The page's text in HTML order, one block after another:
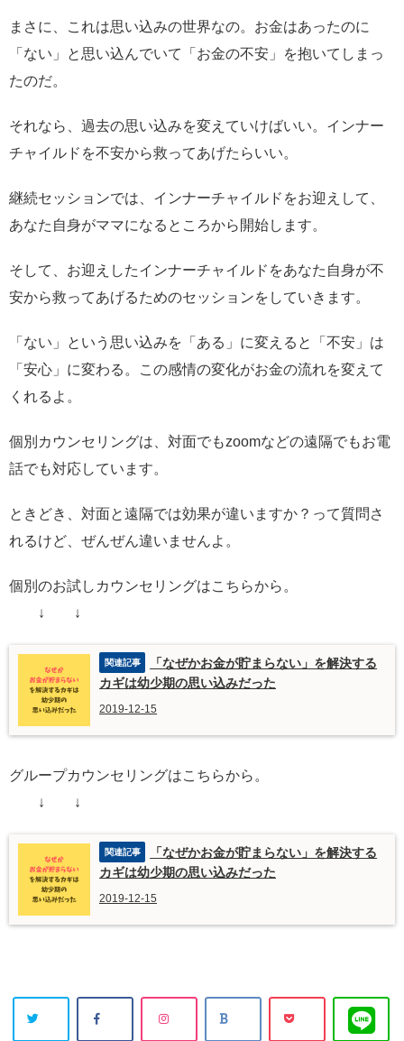
まさに、これは思い込みの世界なの。お金はあったのに
「ない」と思い込んでいて「お金の不安」を抱いてしまっ
たのだ。
それなら、過去の思い込みを変えていけばいい。インナー
チャイルドを不安から救ってあげたらいい。
継続セッションでは、インナーチャイルドをお迎えして、
あなた自身がママになるところから開始します。
そして、お迎えしたインナーチャイルドをあなた自身が不
安から救ってあげるためのセッションをしていきます。
「ない」という思い込みを「ある」に変えると「不安」は
「安心」に変わる。この感情の変化がお金の流れを変えて
くれるよ。
個別カウンセリングは、対面でもzoomなどの遠隔でもお電
話でも対応しています。
ときどき、対面と遠隔では効果が違いますか？って質問さ
れるけど、ぜんぜん違いませんよ。
個別のお試しカウンセリングはこちらから。
↓ ↓
「なぜかお金が貯まらない」を解決する
カギは幼少期の思い込みだった
2019-12-15
グループカウンセリングはこちらから。
↓ ↓
「なぜかお金が貯まらない」を解決する
カギは幼少期の思い込みだった
2019-12-15